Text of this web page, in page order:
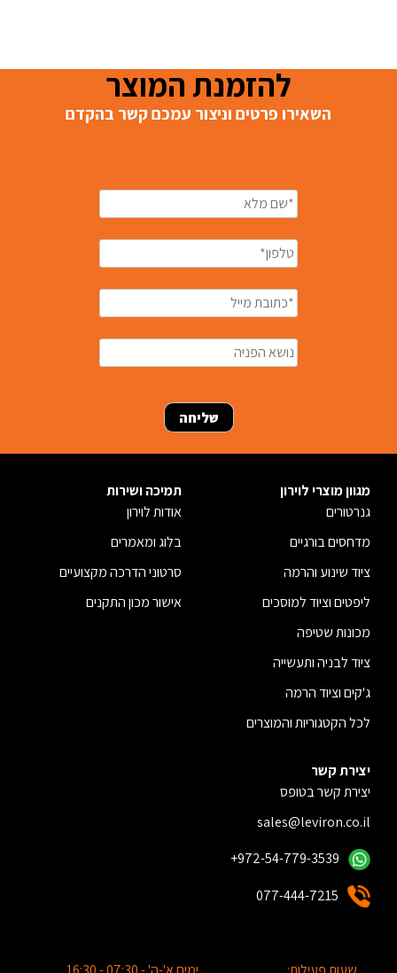
להזמנת המוצר
השאירו פרטים וניצור עמכם קשר בהקדם
מגוון מוצרי לוירון
גנרטורים
מדחסים בורגיים
ציוד שינוע והרמה
ליפטים וציוד למוסכים
מכונות שטיפה
ציוד לבניה ותעשייה
ג'קים וציוד הרמה
לכל הקטגוריות והמוצרים
תמיכה ושירות
אודות לוירון
בלוג ומאמרים
סרטוני הדרכה מקצועיים
אישור מכון התקנים
יצירת קשר
יצירת קשר בטופס
sales@leviron.co.il
+972-54-779-3539
077-444-7215